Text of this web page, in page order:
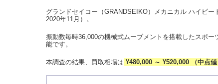
グランドセイコー（GRANDSEIKO）メカニカル ハイビ
2020年11月）。
振動数毎時36,000の機械式ムーブメントを搭載したスポ
能です。
本調査の結果、買取相場は ¥480,000 ～ ¥520,000 （中点値